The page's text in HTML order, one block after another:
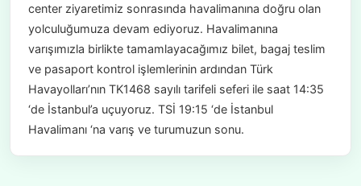
center ziyaretimiz sonrasında havalimanına doğru olan
yolculuğumuza devam ediyoruz. Havalimanına
varışımızla birlikte tamamlayacağımız bilet, bagaj teslim
ve pasaport kontrol işlemlerinin ardından Türk
Havayolları’nın TK1468 sayılı tarifeli seferi ile saat 14:35
‘de İstanbul’a uçuyoruz. TSİ 19:15 ‘de İstanbul
Havalimanı ‘na varış ve turumuzun sonu.